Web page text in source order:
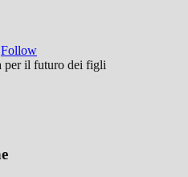
Follow
per il futuro dei figli